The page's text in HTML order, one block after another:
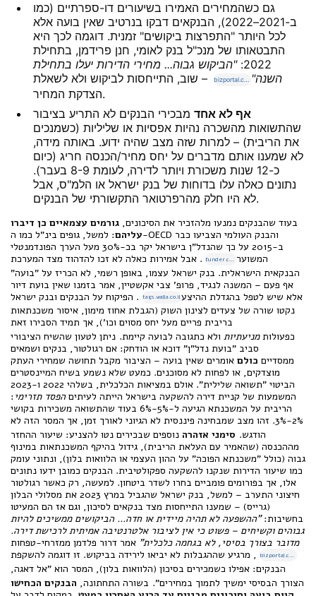
גם כשהמחירים האמירו בשיעורים דו-ספרתיים (כמו
ב-2021–2022), הבנקאים דבקו בנרטיב שאין בועה אלא
לכל היותר "התפרצות ביקושים" זמנית. דוגמה לכך היא
התבטאותו של מנכ"ל בנק לאומי, חנן פרידמן, בתחילת
2022: "הביקוש גבוה... מחירי הדירות יעלו בתחילת
השנה"
– שוב, התייחסות לביקוש ולא לשאלת
הצדקת המחיר.
אף לא אחד מבכירי הבנקים לא התריע בציבור
שהתשואות מהשכרה נהיות אפסיות או שליליות (כשמנכים
את הריבית) – למרות שזה מצב שהיה ידוע. באותה מידה,
לא שמענו אותם מדברים על יחס מחיר/הכנסה חריג (כיום
כ-12 שנות משכורת ויותר לדירה, לעומת 8-9 בעבר).
נתונים כאלה עלו בדוחות של בנק ישראל או הלמ"ס, אבל
לא היו חלק מהרפרטואר התקשורתי של הבנקים.
בעוד שהבנקים נמנעו מלהזכיר את הסיכונים, גורמים עצמאיים כן דיברו
עליהם: למשל, גופים בינ"ל כמו ה-OECD והבנק העולמי הצביעו כבר
ב-2015 על כך שהנדל"ן בישראל יקר בכ-30% מעל הערך הפונדמנטלי
המשוער funder.co.il
. אבל אמירות כאלה לא זכו להדהוד מצד המערכת
הבנקאית הישראלית. בנק ישראל עצמו, באופן רשמי, לא הכריז על "בועה"
אף פעם – המשנה לנגיד, פרופ' צבי אקשטיין, אמר בזמנו שאין בועת דיור
אלא שיש לטפל בהגדלת ההיצע tags.walla.co.il . הפיקוח על הבנקים ובנק ישראל
נקטו שורה של צעדים לצינון השוק (הגבלת אחוז מימון, איסור משכנתאות
בריבית פריים מעל יחס מסוים וכו'), אך תמיד הסבירו זאת
כפעולותמניעתיות ולא כתגובה לבועה קיימת. ניתן לטעון שהשיח הציבורי
סביב "בועת נדל"ן" דוכא או הודחק: אם רגולטור, בנקים ושמאים
ממסדיים כולם אומרים שאין בועה – הציבור מקבל תחושה שמחירי העתק
מוצדקים, או לפחות לא מסוכנים. כמעט שלא נשמע בשיח המיינסטרים
הביטוי "תשואה שלילית". אולם במציאות הכלכלית, בשלהי 2022 ו-2023
המשמעות של קניית דירה להשקעה בישראל הייתה לעיתיםהפסד תזרימי :
הריבית על המשכנתא הגיעה ל-5%-6% בעוד שהתשואה משכירות בקושי
2%-3%. זהו מצב שמבחינה פיננסית לא הגיוני לאורך זמן, אך המסר הזה לא
הודגש. סימני אזהרה נוספים שבכירים נטו להצניע: שיעור ההחזר
מההכנסה (שהאמיר עם העלאת הריבית), גידול בהיקף המשכנתאות במינוף
גבוה (כולל "משכנתא הפוכה" על ההון העצמי או הלוואות בלון), ונתוני עומק
כמו שיעור הדירות שנקנו להשקעה ספקולטיבית. הבנקים כמובן ידעו נתונים
אלו, אך בפורומים פומביים בחרו לשדר ביטחון. למעשה, רק כאשר רגולטור
חיצוני התערב – למשל, בנק ישראל שהגביל במרץ 2023 את מסלולי הבלון
(גרייס) – שמענו התייחסות מצד בנקאים לסיכון, וגם אז הם המעיטו
בחשיבות:"ההשפעה לא תהיה מיידית או חדה... הביקושים ממשיכים להיות
גבוהים וקשיחים – פשוט כי אין לציבור אלטרנטיבה אמיתית לרכישת דירה.
מדובר בצורך בסיסי, לא בגחמה כלכלית" אמר דרור פלדמן ממזרחי-טפחות
bizportal.co.il
, מרגיע שההגבלות לא יביאו לירידה בביקוש. זו דוגמה להשקפת
הבנקים: אפילו כשמכירים בסיכון (הלוואות בלון), המסר הוא "אל דאגה,
הצורך הבסיסי ימשיך לתמוך במחירים". בשורה התחתונה, הבנקים הכחישו